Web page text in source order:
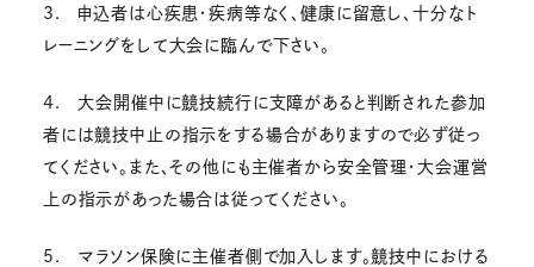
3. 申込者は心疾患・疾病等なく、健康に留意し、十分なト
レーニングをして大会に臨んで下さい。
4. 大会開催中に競技続行に支障があると判断された参加
者には競技中止の指示をする場合がありますので必ず従っ
てください。また、その他にも主催者から安全管理・大会運営
上の指示があった場合は従ってください。
5. マラソン保険に主催者側で加入します。競技中における